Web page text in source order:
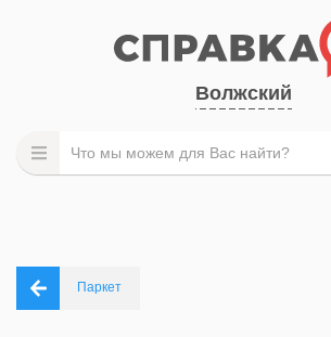
Волжский
Паркет